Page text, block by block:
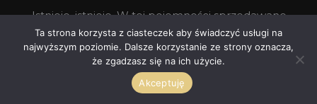
Istnieje, istnieje. W tej pojemności sprzedawane
sa chociażby Guerlain Shalimar Parfum Initial czy
L'Homme Parfum Intense YSL. Chodzi raczej o
te identyczne dla wszystkich marek "testery". To
Ta strona korzysta z ciasteczek aby świadczyć usługi na
najwyższym poziomie. Dalsze korzystanie ze strony oznacza,
że zgadzasz się na ich użycie.
Akceptuję